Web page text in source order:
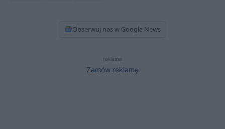
Obserwuj nas w Google News
reklama
Zamów reklamę